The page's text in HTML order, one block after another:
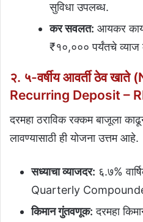
सुविधा उपलब्ध.
कर सवलत: आयकर
₹१०,००० पर्यंतचे
२. ५-वर्षीय आवर्ती ठेव
Recurring Deposit –
दरमहा ठराविक रक्कम बाजूला
लावण्यासाठी ही योजना उत्तम आहे.
सध्याचा व्याजदर: ६.७%
Quarterly
किमान गुंतवणूक: दरमहा